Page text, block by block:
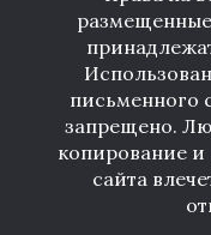
письменного
запрещено.
копирование и
сайта